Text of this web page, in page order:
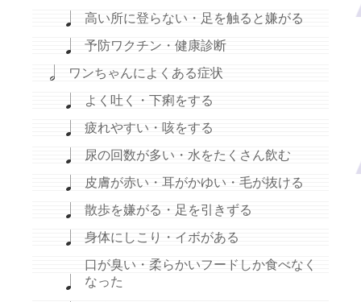
高い所に登らない・足を触ると嫌がる
予防ワクチン・健康診断
ワンちゃんによくある症状
よく吐く・下痢をする
疲れやすい・咳をする
尿の回数が多い・水をたくさん飲む
皮膚が赤い・耳がかゆい・毛が抜ける
散歩を嫌がる・足を引きずる
身体にしこり・イボがある
口が臭い・柔らかいフードしか食べなく
なった